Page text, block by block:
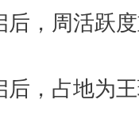
，周活跃
，占地为